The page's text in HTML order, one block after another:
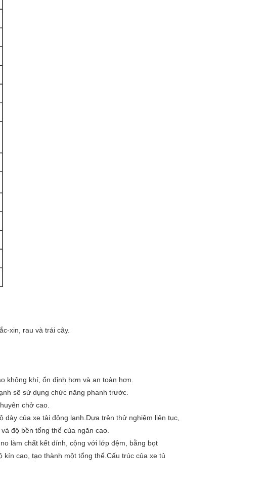
xin, rau và trái cây.
không khí, ổn định hơn và an toàn hơn.
sẽ sử dụng chức năng phanh trước.
chở cao.
của xe tải đông lạnh.Dựa trên thử nghiệm liên tục,
độ bền tổng thể của ngăn cao.
làm chất kết dính, cộng với lớp đệm, bằng bọt
cao, tạo thành một tổng thể.Cấu trúc của xe tủ